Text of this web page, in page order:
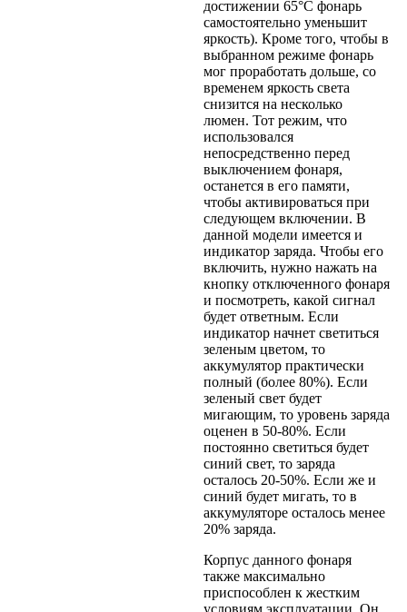
достижении 65°С фонарь
самостоятельно уменьшит
яркость). Кроме того, чтобы в
выбранном режиме фонарь
мог проработать дольше, со
временем яркость света
снизится на несколько
люмен. Тот режим, что
использовался
непосредственно перед
выключением фонаря,
останется в его памяти,
чтобы активироваться при
следующем включении. В
данной модели имеется и
индикатор заряда. Чтобы его
включить, нужно нажать на
кнопку отключенного фонаря
и посмотреть, какой сигнал
будет ответным. Если
индикатор начнет светиться
зеленым цветом, то
аккумулятор практически
полный (более 80%). Если
зеленый свет будет
мигающим, то уровень заряда
оценен в 50-80%. Если
постоянно светиться будет
синий свет, то заряда
осталось 20-50%. Если же и
синий будет мигать, то в
аккумуляторе осталось менее
20% заряда.
Корпус данного фонаря
также максимально
приспособлен к жестким
условиям эксплуатации. Он